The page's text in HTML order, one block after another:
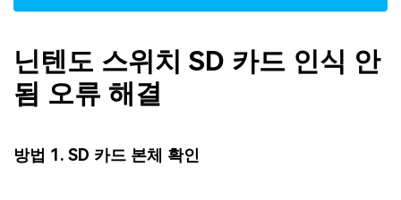
닌텐도 스위치 SD 카드 인식 안
됨 오류 해결
방법 1. SD 카드 본체 확인